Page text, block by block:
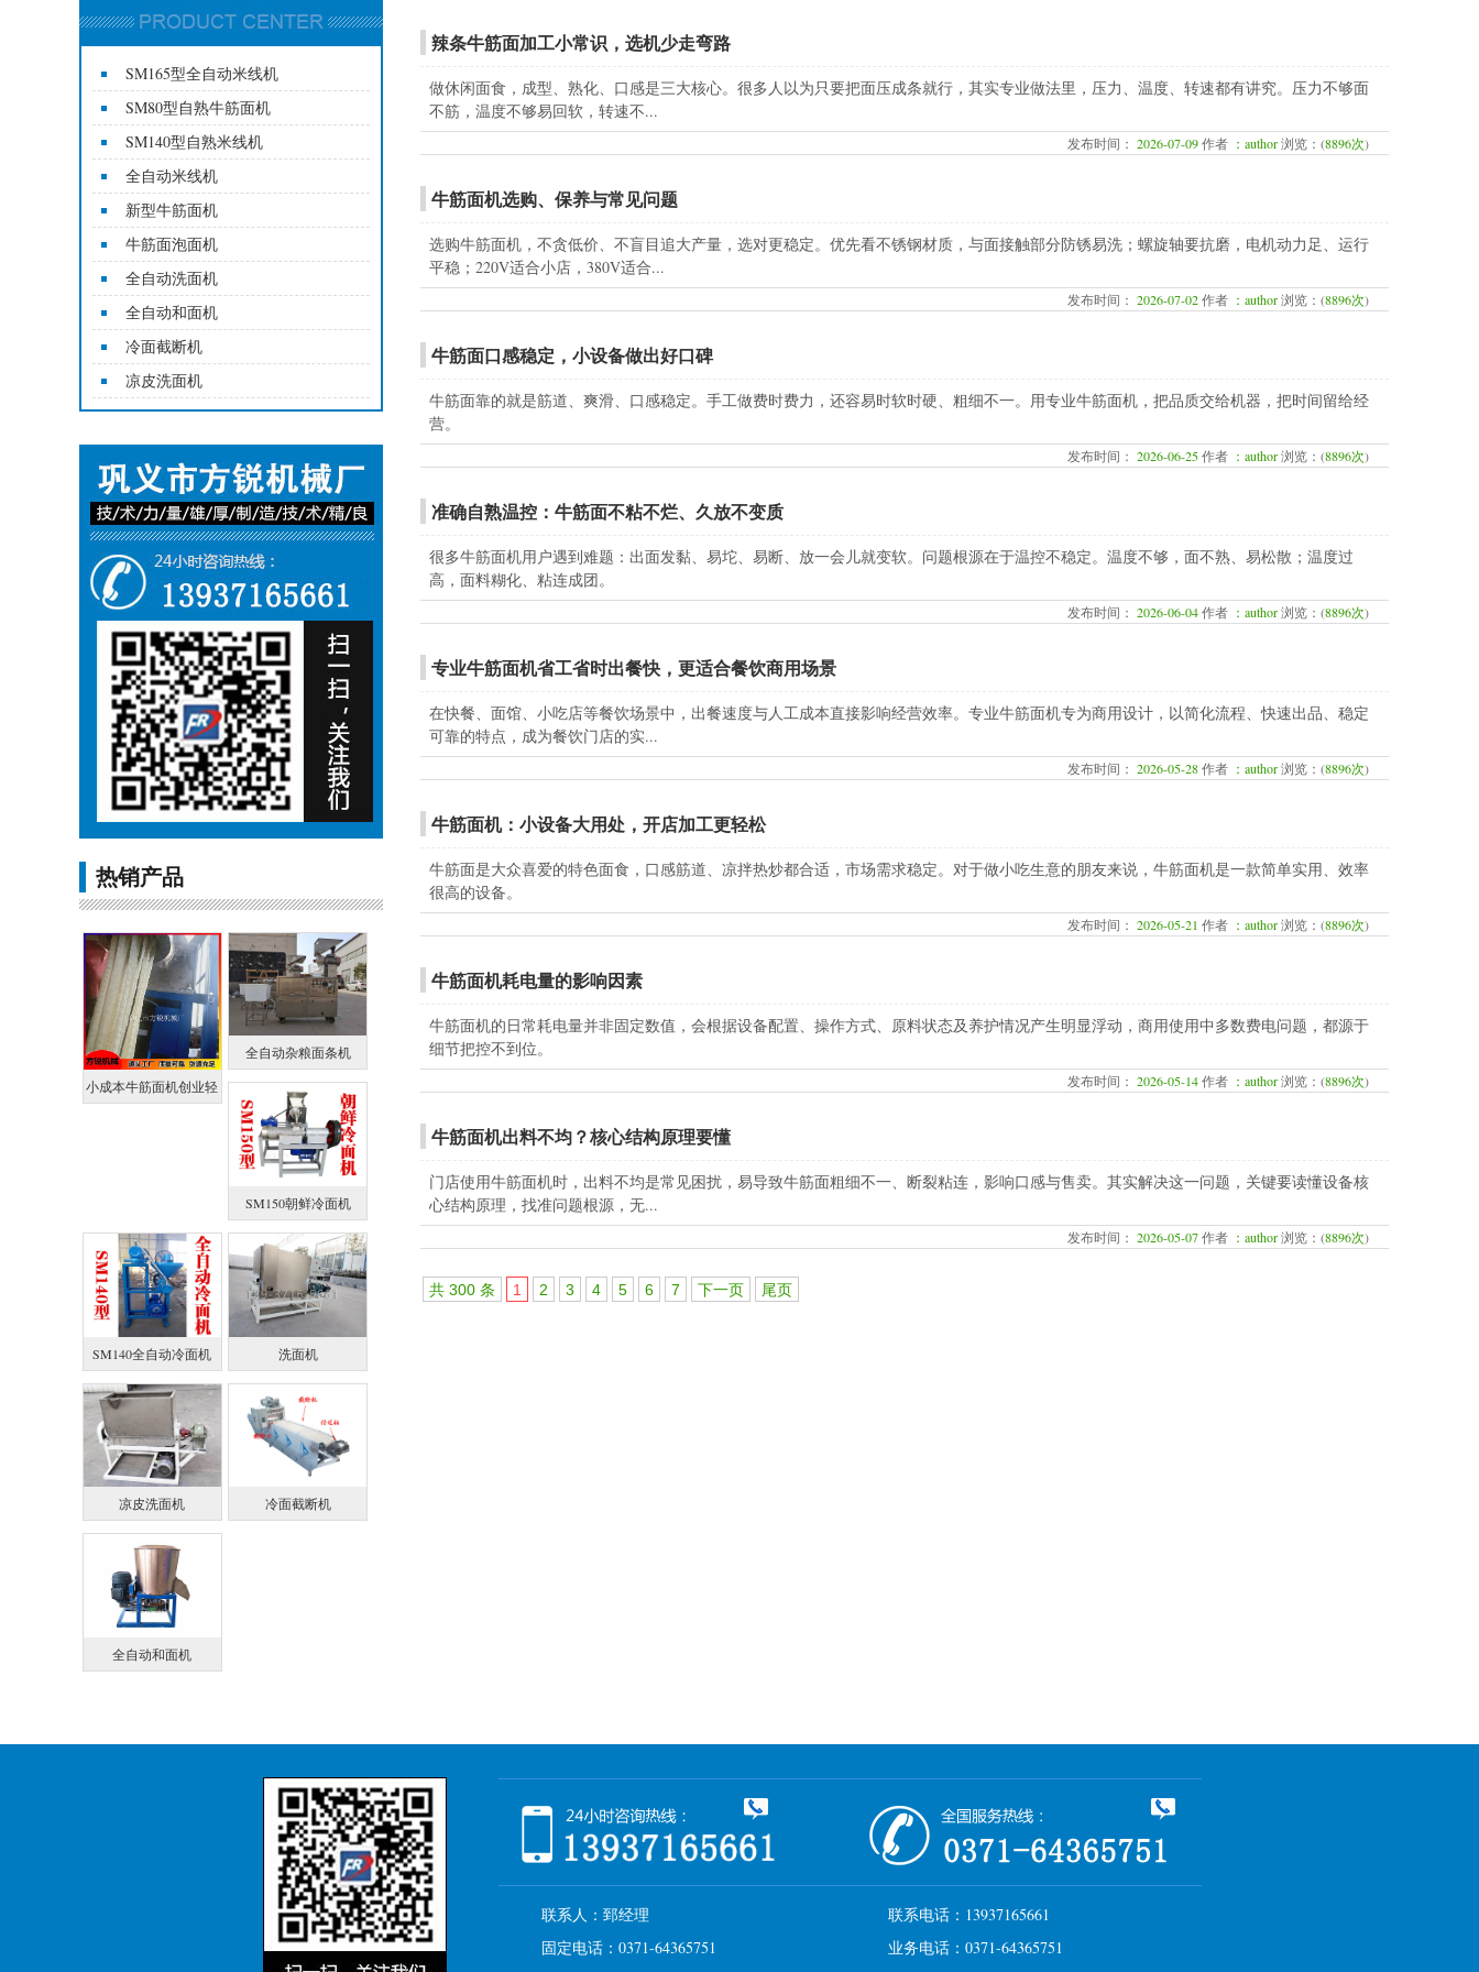
SM165型全自动米线机
SM80型自熟牛筋面机
SM140型自熟米线机
全自动米线机
新型牛筋面机
牛筋面泡面机
全自动洗面机
全自动和面机
冷面截断机
凉皮洗面机
热销产品
小成本牛筋面机创业轻
全自动杂粮面条机
SM150朝鲜冷面机
SM140全自动冷面机 洗面机
凉皮洗面机 冷面截断机
全自动和面机
辣条牛筋面加工小常识，选机少走弯路
做休闲面食，成型、熟化、口感是三大核心。很多人以为只要把面压成条就行，其实专业做法里，压力、温度、转速都有讲究。压力不够面
不筋，温度不够易回软，转速不...
发布时间： 2026-07-09作者 ：author浏览：(8896次)
牛筋面机选购、保养与常见问题
选购牛筋面机，不贪低价、不盲目追大产量，选对更稳定。优先看不锈钢材质，与面接触部分防锈易洗；螺旋轴要抗磨，电机动力足、运行
平稳；220V适合小店，380V适合...
发布时间： 2026-07-02作者 ：author浏览：(8896次)
牛筋面口感稳定，小设备做出好口碑
牛筋面靠的就是筋道、爽滑、口感稳定。手工做费时费力，还容易时软时硬、粗细不一。用专业牛筋面机，把品质交给机器，把时间留给经
营。
发布时间： 2026-06-25作者 ：author浏览：(8896次)
准确自熟温控：牛筋面不粘不烂、久放不变质
很多牛筋面机用户遇到难题：出面发黏、易坨、易断、放一会儿就变软。问题根源在于温控不稳定。温度不够，面不熟、易松散；温度过
高，面料糊化、粘连成团。
发布时间： 2026-06-04作者 ：author浏览：(8896次)
专业牛筋面机省工省时出餐快，更适合餐饮商用场景
在快餐、面馆、小吃店等餐饮场景中，出餐速度与人工成本直接影响经营效率。专业牛筋面机专为商用设计，以简化流程、快速出品、稳定
可靠的特点，成为餐饮门店的实...
发布时间： 2026-05-28作者 ：author浏览：(8896次)
牛筋面机：小设备大用处，开店加工更轻松
牛筋面是大众喜爱的特色面食，口感筋道、凉拌热炒都合适，市场需求稳定。对于做小吃生意的朋友来说，牛筋面机是一款简单实用、效率
很高的设备。
发布时间： 2026-05-21 作者 ：author浏览：(8896次)
牛筋面机耗电量的影响因素
牛筋面机的日常耗电量并非固定数值，会根据设备配置、操作方式、原料状态及养护情况产生明显浮动，商用使用中多数费电问题，都源于
细节把控不到位。
发布时间： 2026-05-14作者 ：author浏览：(8896次)
牛筋面机出料不均？核心结构原理要懂
门店使用牛筋面机时，出料不均是常见困扰，易导致牛筋面粗细不一、断裂粘连，影响口感与售卖。其实解决这一问题，关键要读懂设备核
心结构原理，找准问题根源，无...
发布时间： 2026-05-07作者 ：author浏览：(8896次)
共 300 条 1 2 3 4 5 6 7 下一页 尾页
联系人：郅经理
联系电话：13937165661
固定电话：0371-64365751
业务电话：0371-64365751